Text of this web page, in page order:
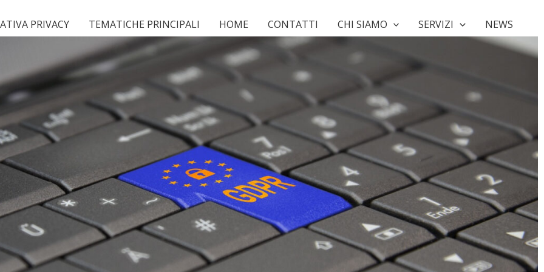
PRIVACY TEMATICHE PRINCIPALI HOME CONTATTI CHI SIAMO SERVIZI NEWS